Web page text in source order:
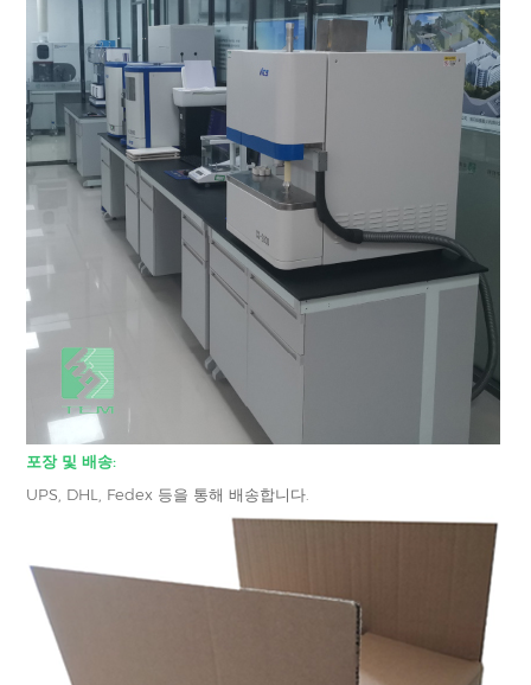
포장 및 배송:
UPS, DHL, Fedex 등을 통해 배송합니다.